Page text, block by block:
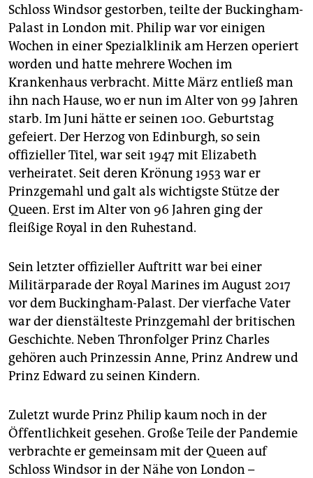
unterstützen
abo
genossenschaft
epaper login
Schloss Windsor gestorben, teilte der Buckingham-
Palast in London mit. Philip war vor einigen
Wochen in einer Spezialklinik am Herzen operiert
worden und hatte mehrere Wochen im
Krankenhaus verbracht. Mitte März entließ man
ihn nach Hause, wo er nun im Alter von 99 Jahren
starb. Im Juni hätte er seinen 100. Geburtstag
gefeiert. Der Herzog von Edinburgh, so sein
offizieller Titel, war seit 1947 mit Elizabeth
verheiratet. Seit deren Krönung 1953 war er
Prinzgemahl und galt als wichtigste Stütze der
Queen. Erst im Alter von 96 Jahren ging der
fleißige Royal in den Ruhestand.
Sein letzter offizieller Auftritt war bei einer
Militärparade der Royal Marines im August 2017
vor dem Buckingham-Palast. Der vierfache Vater
war der dienstälteste Prinzgemahl der britischen
Geschichte. Neben Thronfolger Prinz Charles
gehören auch Prinzessin Anne, Prinz Andrew und
Prinz Edward zu seinen Kindern.
Zuletzt wurde Prinz Philip kaum noch in der
Öffentlichkeit gesehen. Große Teile der Pandemie
verbrachte er gemeinsam mit der Queen auf
Schloss Windsor in der Nähe von London –